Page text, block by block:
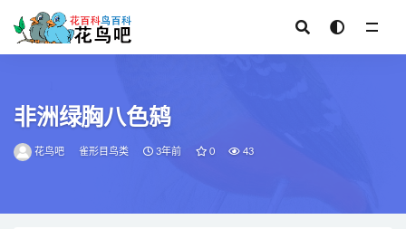
非洲绿胸八色鸫
花鸟吧 雀形目鸟类 3年前 0 43